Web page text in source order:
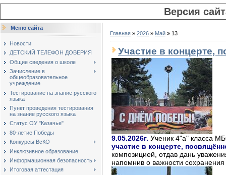
Версия
Меню сайта
Новости
ДЕТСКИЙ ТЕЛЕФОН ДОВЕРИЯ
Общие сведения о школе
Зачисление в
общеобразовательное
учреждение
Тестирование на знание русского
языка
Пункт проведения тестирования
на знание русского языка
Статус ОУ "Казачье"
80-летие Победы
Конкурсы ВсКО
Инклюзивное образование
Информационная безопасность
Итоговая аттестация
Главная » 2026 » Май » 13
Участие в концерте,
9.05.2026г. Ученик 4"а" класса
участие в концерте,
композицией, отдав дань
напомнив о важности